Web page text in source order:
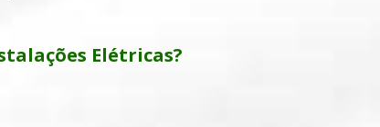
Elétricas?